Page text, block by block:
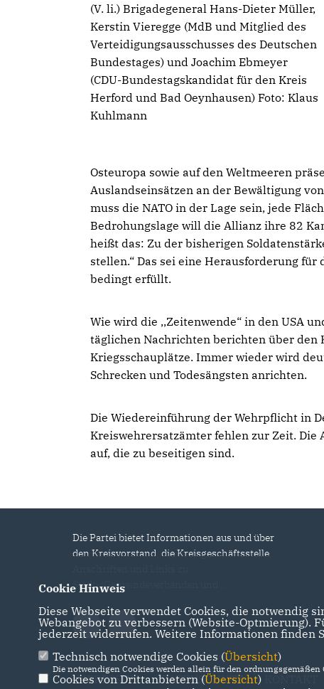
(V. li.) Brigadegeneral Hans-Dieter Müller,
Kerstin Vieregge (MdB und Mitglied des
Verteidigungsausschusses des Deutschen
Bundestages) und Joachim Ebmeyer
(CDU-Bundestagskandidat für den Kreis
Herford und Bad Oeynhausen) Foto: Klaus
Kuhlmann
Osteuropa sowie auf den Weltmeeren
Auslandseinsätzen an der Bewältigung
muss die NATO in der Lage sein, jede
Bedrohungslage will die Allianz ihre 82
heißt das: Zu der bisherigen
stellen.“ Das sei eine Herausforderung
bedingt erfüllt.
Wie wird die ,,Zeitenwende“ in den USA
täglichen Nachrichten berichten über den
Kriegsschauplätze. Immer wieder wird
Schrecken und Todesängsten anrichten.
Die Wiedereinführung der Wehrpflicht in
Kreiswehrersatzämter fehlen zur Zeit. Die
auf, die zu beseitigen sind.
Die Partei bietet Informationen aus und über
den Kreisvorstand, die Kreisgeschäftsstelle,
Stadt-/Gemeindeverbänden und ...
IMPRESSUM DATENSCHUTZ
Cookie Hinweis
Diese Webseite verwendet Cookies, die notwendig
Webangebot zu verbessern (Website-
jederzeit widerrufen. Weitere Informationen finden
Technisch notwendige Cookies (Übersicht)
Die notwendigen Cookies werden allein für den ordnungsgemäßen
Cookies von Drittanbietern (Übersicht)